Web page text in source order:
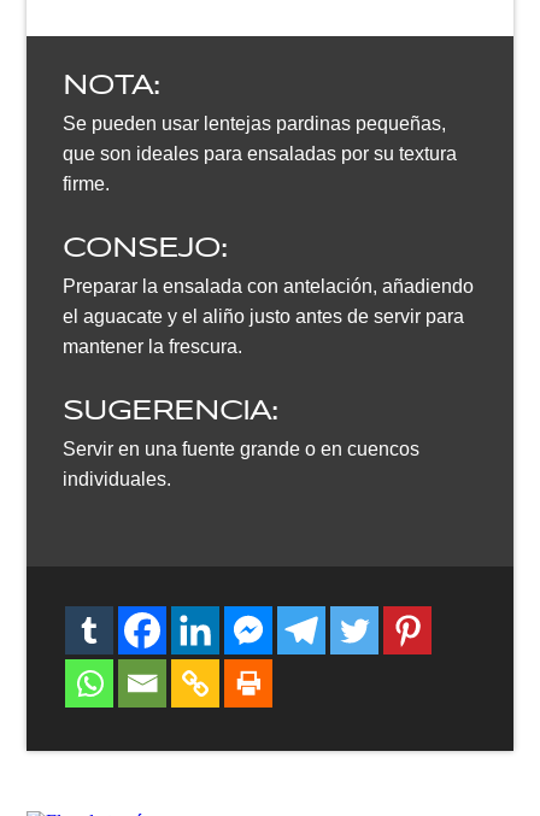
NOTA:
Se pueden usar lentejas pardinas pequeñas,
que son ideales para ensaladas por su textura
firme.
CONSEJO:
Preparar la ensalada con antelación, añadiendo
el aguacate y el aliño justo antes de servir para
mantener la frescura.
SUGERENCIA:
Servir en una fuente grande o en cuencos
individuales.